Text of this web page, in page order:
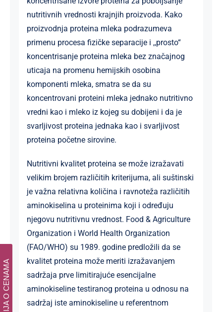
nutritivnih vrednosti krajnjih proizvoda. Kako
proizvodnja proteina mleka podrazumeva
primenu procesa fizičke separacije i ,,prosto“
koncentrisanje proteina mleka bez značajnog
uticaja na promenu hemijskih osobina
komponenti mleka, smatra se da su
koncentrovani proteini mleka jednako nutritivno
vredni kao i mleko iz kojeg su dobijeni i da je
svarljivost proteina jednaka kao i svarljivost
proteina početne sirovine.
Nutritivni kvalitet proteina se može izražavati
velikim brojem različitih kriterijuma, ali suštinski
je važna relativna količina i ravnoteža različitih
aminokiselina u proteinima koji i određuju
njegovu nutritivnu vrednost. Food & Agriculture
Organization i World Health Organization
(FAO/WHO) su 1989. godine predložili da se
kvalitet proteina može meriti izražavanjem
sadržaja prve limitirajuće esencijalne
aminokiseline testiranog proteina u odnosu na
sadržaj iste aminokiseline u referentnom